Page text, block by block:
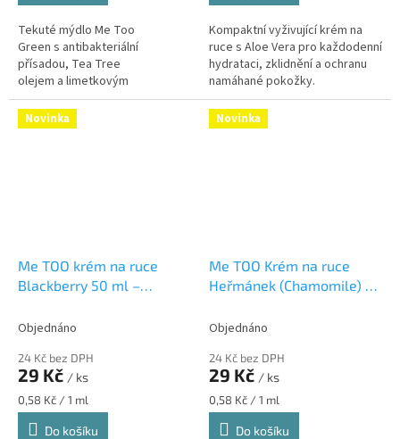
Tekuté mýdlo Me Too
Green s antibakteriální
přísadou, Tea Tree
olejem a limetkovým
extraktem je určené pro
každodenní hygienu rukou.
Šetrně...
Kompaktní vyživující krém na
ruce s Aloe Vera pro každodenní
hydrataci, zklidnění a ochranu
namáhané pokožky.
Praktické balení 50 ml je ideální
do kabelky,...
Novinka
Me TOO krém na ruce
Blackberry 50 ml –
s výtažkem z ostružin
s výtažkem z ostružin, 50
ml
Objednáno
24 Kč bez DPH
29 Kč / ks
Měrná
cena:
0,58 Kč / 1 ml
Do košíku
Novinka
Me TOO Krém na ruce
Heřmánek (Chamomile) 50
péčeVyživující hydratační
heřmánku, 50 ml
Objednáno
24 Kč bez DPH
29 Kč / ks
Měrná
cena:
0,58 Kč / 1 ml
Do košíku